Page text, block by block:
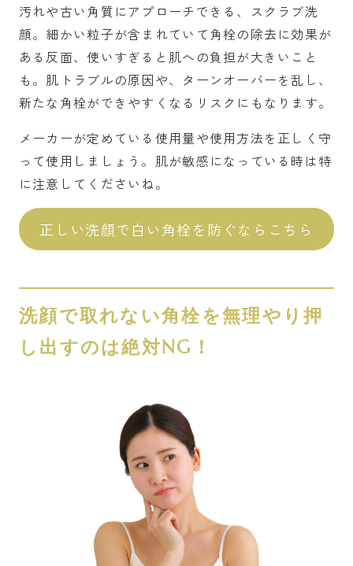
汚れや古い角質にアプローチできる、スクラブ洗
顔。細かい粒子が含まれていて角栓の除去に効果が
ある反面、使いすぎると肌への負担が大きいこと
も。肌トラブルの原因や、ターンオーバーを乱し、
新たな角栓ができやすくなるリスクにもなります。
メーカーが定めている使用量や使用方法を正しく守
って使用しましょう。肌が敏感になっている時は特
に注意してくださいね。
正しい洗顔で白い角栓を防ぐならこちら
洗顔で取れない角栓を無理やり押
し出すのは絶対NG！